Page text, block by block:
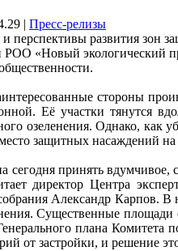
| Пресс-релизы
перспективы развития зон
«Новый экологический
стороны
Её участки тянутся
озеленения. Однако, как
защитных насаждений
сегодня принять
директор Центра
Александр Карпов. В
Существенные
плана
от застройки, и решение